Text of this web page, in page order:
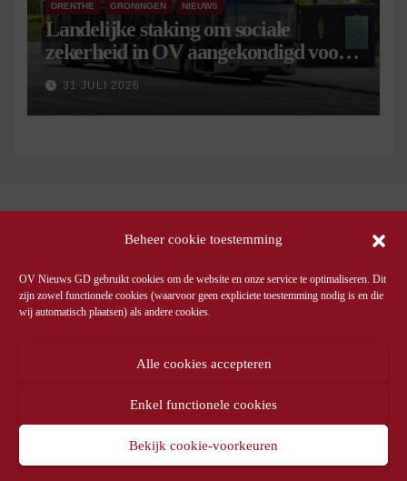
Beheer cookie toestemming
OV Nieuws GD gebruikt cookies om de website en onze service te optimaliseren. Dit
zijn zowel functionele cookies (waarvoor geen expliciete toestemming nodig is en die
wij automatisch plaatsen) als andere cookies.
Alle cookies accepteren
Enkel functionele cookies
Bekijk cookie-voorkeuren
DRENTHE GRONINGEN NIEUWS
Landelijke staking om sociale
zekerheid in OV aangekondigd voor 9
september
31 JULI 2026
© OV Nieuws GD - Privacyverklaring